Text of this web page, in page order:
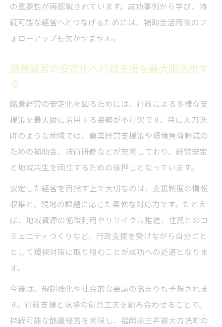
の重要性が再認識されています。成功事例から学び、持
続可能な経営へとつなげるためには、補助金活用後のフ
ォローアップも欠かせません。
酪農経営の安定化へ行政支援を最大限活用す
る
酪農経営の安定化を図るためには、行政による多様な支
援策を最大限に活用する姿勢が不可欠です。特に大刀洗
町のような地域では、農業経営支援策や環境負荷軽減の
ための補助金、技術研修などが充実しており、経営安定
と地域共生を両立するための後押しとなっています。
安定した経営を目指す上で大切なのは、支援制度の情報
収集と、現場の課題に応じた柔軟な対応力です。たとえ
ば、地域資源の循環利用やリサイクル推進、住民とのコ
ミュニティづくりなど、行政支援を受けながら自分ごと
として環保対策に取り組むことが成功への近道となりま
す。
今後は、規制強化や社会的な要請の高まりも予想されま
す。行政支援と現場の創意工夫を組み合わせることで、
持続可能な酪農経営を実現し、福岡県三井郡大刀洗町の